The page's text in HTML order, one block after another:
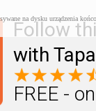
Follow
with
FREE -
na dysku urządzenia